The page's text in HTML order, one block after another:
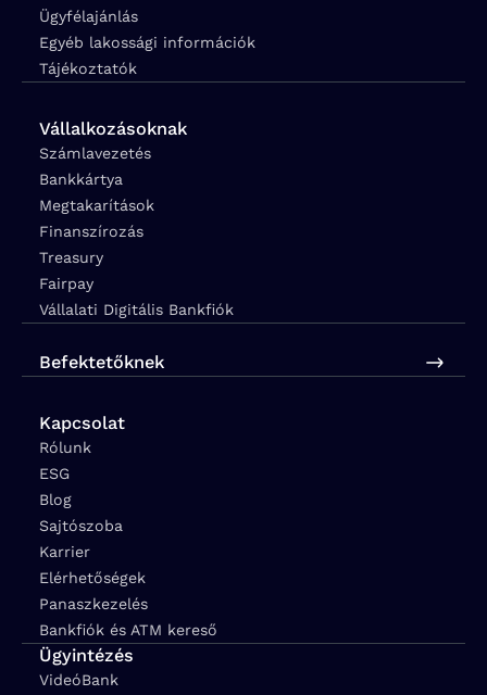
Ügyfélajánlás
Egyéb lakossági információk
Tájékoztatók
Vállalkozásoknak
Számlavezetés
Bankkártya
Megtakarítások
Finanszírozás
Treasury
Fairpay
Vállalati Digitális Bankfiók
Befektetőknek
Kapcsolat
Rólunk
ESG
Blog
Sajtószoba
Karrier
Elérhetőségek
Panaszkezelés
Bankfiók és ATM kereső
Ügyintézés
VideóBank